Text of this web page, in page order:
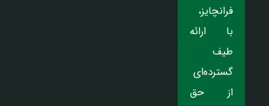
فرانچایز،
با ارائه
طیف
گسترده‌ای
از حق